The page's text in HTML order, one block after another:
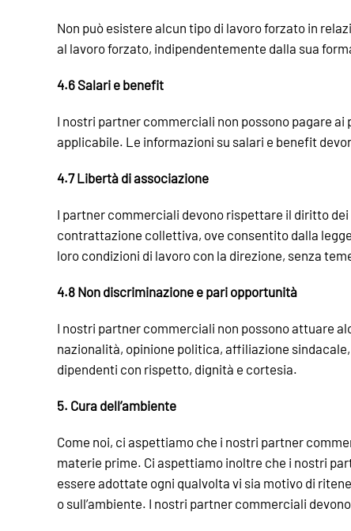
Non può esistere alcun tipo di lavoro forzato in
al lavoro forzato, indipendentemente dalla sua
4.6 Salari e benefit
I nostri partner commerciali non possono pagare
applicabile. Le informazioni su salari e benefit
4.7 Libertà di associazione
I partner commerciali devono rispettare il diritto
contrattazione collettiva, ove consentito dalla
loro condizioni di lavoro con la direzione, senza
4.8 Non discriminazione e pari opportunità
I nostri partner commerciali non possono attuare
nazionalità, opinione politica, affiliazione
dipendenti con rispetto, dignità e cortesia.
5. Cura dell’ambiente
Come noi, ci aspettiamo che i nostri partner
materie prime. Ci aspettiamo inoltre che i nostri
essere adottate ogni qualvolta vi sia motivo di
o sull’ambiente. I nostri partner commerciali